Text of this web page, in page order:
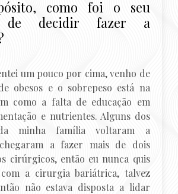
como foi o seu
de decidir fazer a
um pouco por cima, venho de
obesos e o sobrepeso está na
como a falta de educação em
e nutrientes. Alguns dos
minha família voltaram a
a fazer mais de dois
cirúrgicos, então eu nunca quis
a cirurgia bariátrica, talvez
não estava disposta a lidar